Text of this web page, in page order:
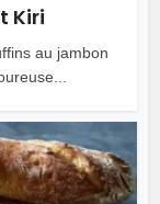
Kiri
au jambon